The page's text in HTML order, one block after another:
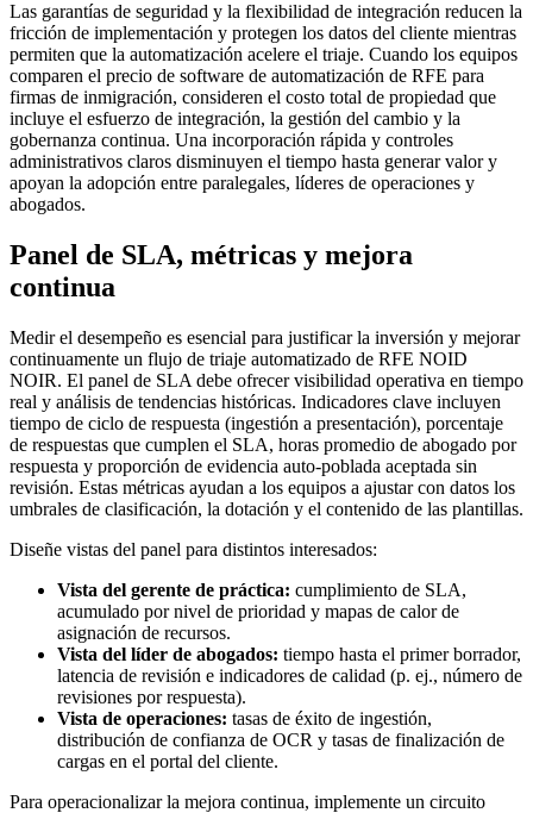
Las garantías de seguridad y la flexibilidad de integración reducen la
fricción de implementación y protegen los datos del cliente mientras
permiten que la automatización acelere el triaje. Cuando los equipos
comparen el precio de software de automatización de RFE para
firmas de inmigración, consideren el costo total de propiedad que
incluye el esfuerzo de integración, la gestión del cambio y la
gobernanza continua. Una incorporación rápida y controles
administrativos claros disminuyen el tiempo hasta generar valor y
apoyan la adopción entre paralegales, líderes de operaciones y
abogados.
Panel de SLA, métricas y mejora
continua
Medir el desempeño es esencial para justificar la inversión y mejorar
continuamente un flujo de triaje automatizado de RFE NOID
NOIR. El panel de SLA debe ofrecer visibilidad operativa en tiempo
real y análisis de tendencias históricas. Indicadores clave incluyen
tiempo de ciclo de respuesta (ingestión a presentación), porcentaje
de respuestas que cumplen el SLA, horas promedio de abogado por
respuesta y proporción de evidencia auto-poblada aceptada sin
revisión. Estas métricas ayudan a los equipos a ajustar con datos los
umbrales de clasificación, la dotación y el contenido de las plantillas.
Diseñe vistas del panel para distintos interesados:
Vista del gerente de práctica: cumplimiento de SLA,
acumulado por nivel de prioridad y mapas de calor de
asignación de recursos.
Vista del líder de abogados: tiempo hasta el primer borrador,
latencia de revisión e indicadores de calidad (p. ej., número de
revisiones por respuesta).
Vista de operaciones: tasas de éxito de ingestión,
distribución de confianza de OCR y tasas de finalización de
cargas en el portal del cliente.
Para operacionalizar la mejora continua, implemente un circuito